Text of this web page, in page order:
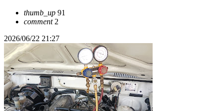
thumb_up 91
comment2
2026/06/22 21:27